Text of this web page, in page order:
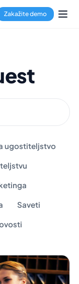
Zakažite demo
ugostiteljstvo
Saveti